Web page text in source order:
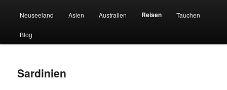
Neuseeland Asien Australien Reisen Tauchen
Blog
Sardinien